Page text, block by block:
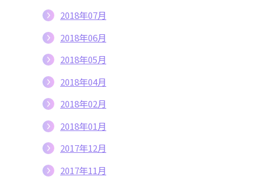
2018年07月
2018年06月
2018年05月
2018年04月
2018年02月
2018年01月
2017年12月
2017年11月